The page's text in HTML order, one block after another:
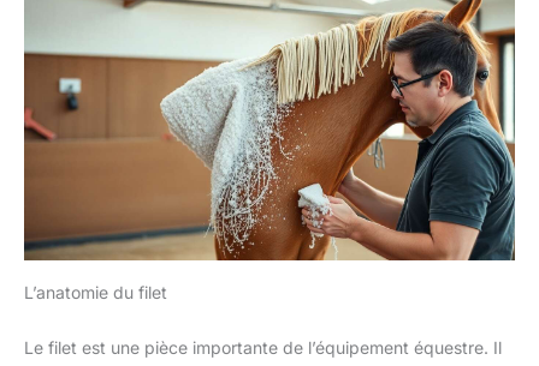
L’anatomie du filet
Le filet est une pièce importante de l’équipement équestre. Il